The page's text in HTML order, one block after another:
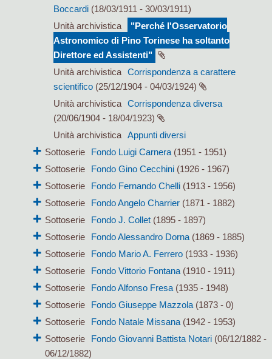
Boccardi(18/03/1911 - 30/03/1911)
Unità archivistica
"Perché l'Osservatorio
Astronomico di Pino Torinese ha soltanto
Direttore ed Assistenti"
Unità archivistica
Corrispondenza a carattere
scientifico(25/12/1904 - 04/03/1924)
Unità archivistica
Corrispondenza diversa
(20/06/1904 - 18/04/1923)
Unità archivistica
Appunti diversi
Sottoserie
Fondo Luigi Carnera (1951 - 1951)
Sottoserie
Fondo Gino Cecchini (1926 - 1967)
Sottoserie
Fondo Fernando Chelli (1913 - 1956)
Sottoserie
Fondo Angelo Charrier (1871 - 1882)
Sottoserie
Fondo J. Collet (1895 - 1897)
Sottoserie
Fondo Alessandro Dorna (1869 - 1885)
Sottoserie
Fondo Mario A. Ferrero (1933 - 1936)
Sottoserie
Fondo Vittorio Fontana (1910 - 1911)
Sottoserie
Fondo Alfonso Fresa (1935 - 1948)
Sottoserie
Fondo Giuseppe Mazzola (1873 - 0)
Sottoserie
Fondo Natale Missana (1942 - 1953)
Sottoserie
Fondo Giovanni Battista Notari (06/12/1882 -
06/12/1882)